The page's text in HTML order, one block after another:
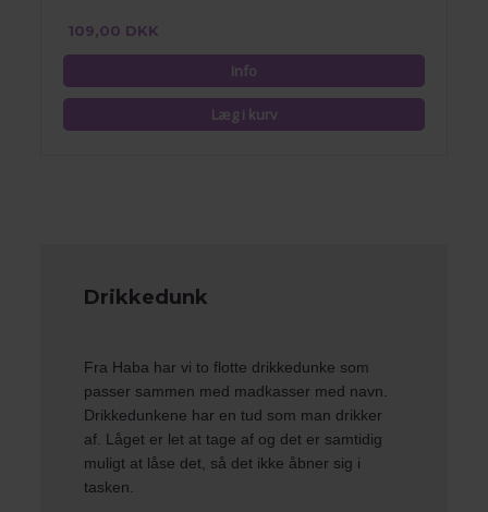
109,00 DKK
Drikkedunk
Fra Haba har vi to flotte drikkedunke som
passer sammen med madkasser med navn
Drikkedunkene har en tud som man drikker
af. Låget er let at tage af og det er samtidig
muligt at låse det, så det ikke åbner sig i
tasken.